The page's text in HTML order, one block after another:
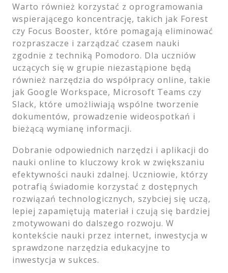
Warto również korzystać z oprogramowania
wspierającego koncentrację, takich jak Forest
czy Focus Booster, które pomagają eliminować
rozpraszacze i zarządzać czasem nauki
zgodnie z techniką Pomodoro. Dla uczniów
uczących się w grupie niezastąpione będą
również narzędzia do współpracy online, takie
jak Google Workspace, Microsoft Teams czy
Slack, które umożliwiają wspólne tworzenie
dokumentów, prowadzenie wideospotkań i
bieżącą wymianę informacji.
Dobranie odpowiednich narzędzi i aplikacji do
nauki online to kluczowy krok w zwiększaniu
efektywności nauki zdalnej. Uczniowie, którzy
potrafią świadomie korzystać z dostępnych
rozwiązań technologicznych, szybciej się uczą,
lepiej zapamiętują materiał i czują się bardziej
zmotywowani do dalszego rozwoju. W
kontekście nauki przez internet, inwestycja w
sprawdzone narzędzia edukacyjne to
inwestycja w sukces.